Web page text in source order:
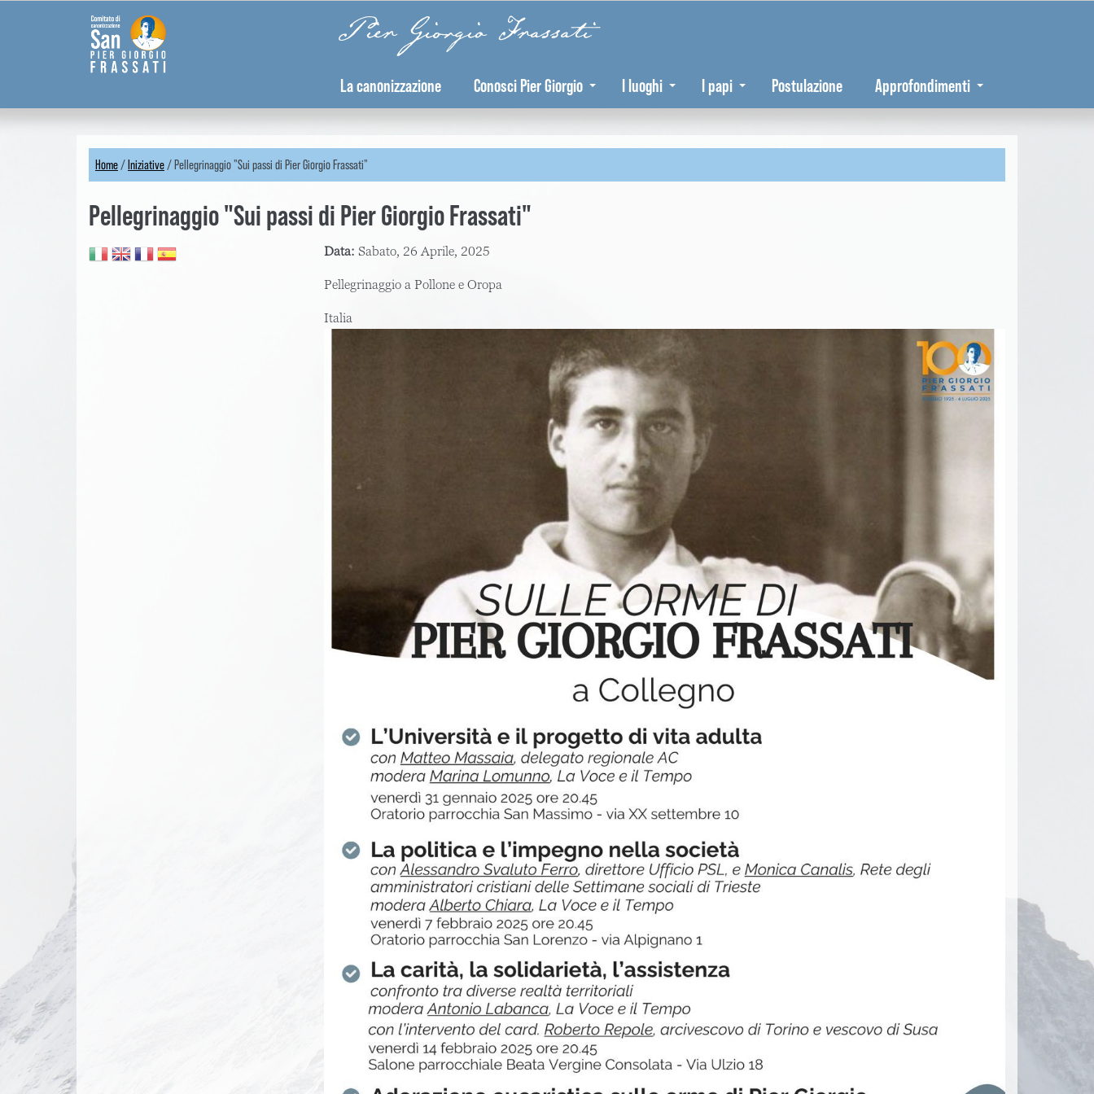
Pier Giorgio Frassati
La canonizzazione Conosci Pier Giorgio I luoghi I papi Postulazione Approfondimenti
You
are
here
Home /Iniziative /Pellegrinaggio "Sui passi di Pier Giorgio Frassati"
Pellegrinaggio "Sui passi di Pier Giorgio Frassati"
Data: Sabato, 26 Aprile, 2025
Pellegrinaggio a Pollone e Oropa
Italia